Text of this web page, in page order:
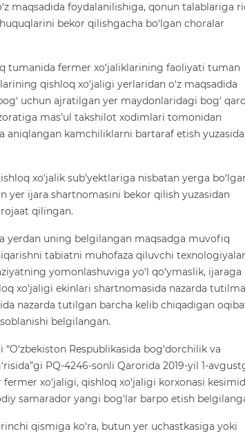
maqsadida foydalanilishiga, qonun talablariga
bekor qilishgacha bo‘lgan choralar
tumanida fermer xo‘jaliklarining faoliyati tuman
qishloq xo‘jaligi yerlaridan o‘z maqsadida
uchun ajratilgan yer maydonlaridagi bog‘
mas’ul takshilot xodimlari tomonidan
aniqlangan kamchiliklarni bartaraf etish
xo‘jalik sub’yektlariga nisbatan yerga
yer ijara shartnomasini bekor qilish yuzasidan
qilingan.
yerdan uning belgilangan maqsadga muvofiq
tabiatni muhofaza qiluvchi
yomonlashuviga yo‘l qo‘ymaslik, ijaraga
xo‘jaligi ekinlari shartnomasida nazarda
nazarda tutilgan barcha kelib chiqadigan
belgilangan.
Respublikasida bog‘dorchilik va
PQ-4246-sonli Qarorida 2019-yil 1-
xo‘jaligi, qishloq xo‘jaligi korxonasi
samarador yangi bog‘lar barpo etish
qismiga ko‘ra, butun yer uchastkasiga yoki